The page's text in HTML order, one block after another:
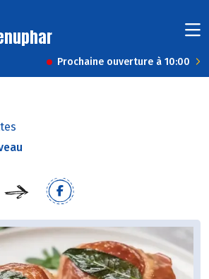
Prochaine ouverture à 10:00